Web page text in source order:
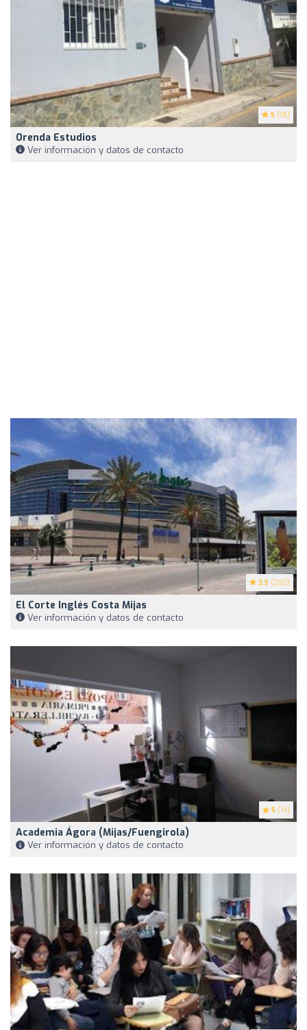
5 (18)
Orenda Estudios
Ver información y datos de contacto
3.5 (200)
El Corte Inglés Costa Mijas
Ver información y datos de contacto
5 (14)
Academia Ágora (mijas/fuengirola)
Ver información y datos de contacto